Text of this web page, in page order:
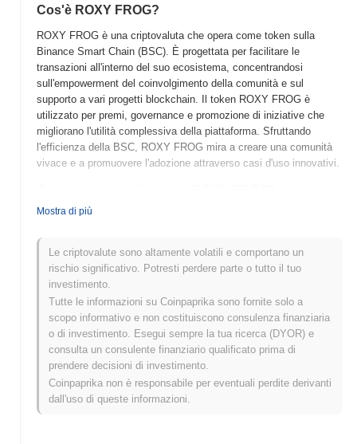
Cos'è ROXY FROG?
ROXY FROG è una criptovaluta che opera come token sulla
Binance Smart Chain (BSC). È progettata per facilitare le
transazioni all'interno del suo ecosistema, concentrandosi
sull'empowerment del coinvolgimento della comunità e sul
supporto a vari progetti blockchain. Il token ROXY FROG è
utilizzato per premi, governance e promozione di iniziative che
migliorano l'utilità complessiva della piattaforma. Sfruttando
l'efficienza della BSC, ROXY FROG mira a creare una comunità
vivace e a promuovere l'adozione attraverso casi d'uso innovativi.
ROXY FROG è stato lanciato nel 2021 ed è stato sviluppato da
token guidato dalla comunità. Il progetto si concentra sul favorire
il coinvolgimento e i premi all'interno del suo ecosistema.
Inizialmente elencato su vari exchange decentralizzati, ROXY
FROG ha guadagnato slancio grazie alle sue caratteristiche
uniche e alle iniziative della comunità, contribuendo al suo
sviluppo precoce e alla popolarità nello spazio crypto.
Cosa ci aspetta per ROXY FROG?
ROXY FROG è pronto a migliorare il suo ecosistema con diversi
aggiornamenti entusiasmanti sulla sua tabella di marcia. Le
funzionalità in arrivo includono il lancio di un exchange
Mostra di più
Le criptovalute sono altamente volatili e comportano un
rischio significativo. Potresti perdere parte o tutto il tuo
investimento.
Tutte le informazioni su Coinpaprika sono fornite solo a
scopo informativo e non costituiscono consulenza finanziaria
o di investimento. Esegui sempre la tua ricerca (DYOR) e
consulta un consulente finanziario qualificato prima di
prendere decisioni di investimento.
Coinpaprika non è responsabile per eventuali perdite derivanti
dall'uso di queste informazioni.